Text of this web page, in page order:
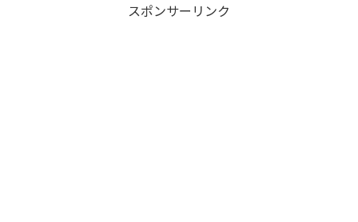
スポンサーリンク